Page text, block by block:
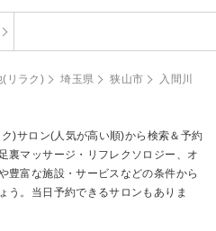
(リラク) 埼玉県 狭山市
入間川
)サロン(人気が高い順)から検索＆予約
裏マッサージ・リフレクソロジー、オ
豊富な施設・サービスなどの条件から
う。当日予約できるサロンもありま